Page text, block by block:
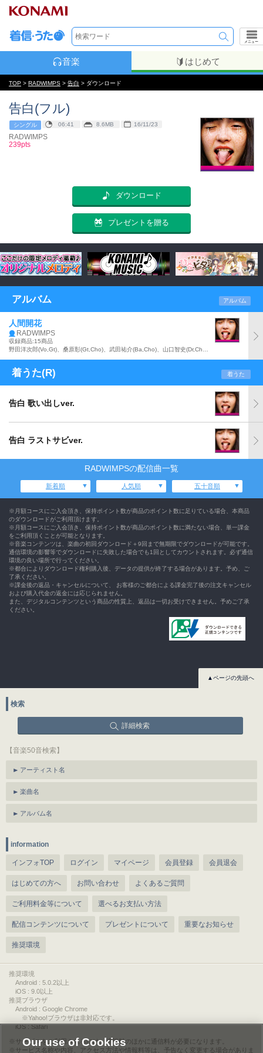
メニュー
音楽 はじめて
TOP > RADWIMPS > 告白 > ダウンロード
告白(フル)
シングル 06:41 8.6MB 16/11/23
RADWIMPS
239pts
ダウンロード
プレゼントを贈る
アルバム アルバム
人間開花
RADWIMPS
収録商品:15商品
着うた(R) 着うた
告白 歌い出しver.
告白 ラストサビver.
RADWIMPSの配信曲一覧
新着順 人気順 五十音順
※月額コースにご入会頂き、保持ポイント数が商品のポイント数に足りている場合、本商品
のダウンロードがご利用頂けます。
※月額コースにご入会頂き、保持ポイント数が商品のポイント数に満たない場合、単一課金
をご利用頂くことが可能となります。
※音楽コンテンツは、楽曲の初回ダウンロード＋9回まで無期限でダウンロードが可能です。
通信環境の影響等でダウンロードに失敗した場合でも1回としてカウントされます。必ず通信
環境の良い場所で行ってください。
※都合によりダウンロード権利購入後、データの提供が終了する場合があります。予め、ご
了承ください。
※課金後の返品・キャンセルについて、 お客様のご都合による課金完了後の注文キャンセル
および購入代金の返金には応じられません。
また、デジタルコンテンツという商品の性質上、返品は一切お受けできません。予めご了承
ください。
▲ページの先頭へ
検索
詳細検索
【音楽50音検索】
アーティスト名
楽曲名
アルバム名
information
インフォTOP ログイン マイページ 会員登録 会員退会
はじめての方へ お問い合わせ よくあるご質問
ご利用料金等について 選べるお支払い方法
配信コンテンツについて プレゼントについて 重要なお知らせ
推奨環境
推奨環境
Android : 5.0.2以上
iOS : 9.0以上
推奨ブラウザ
Android : Google Chrome
※Yahoo!ブラウザは非対応です。
iOS : Safari
サービスをご利用されるには、情報料のほかに通信料が必要になります。
サービス名称や内容、アクセス方法や情報料等は、予告なく変更する場合がありま
Our use of Cookies